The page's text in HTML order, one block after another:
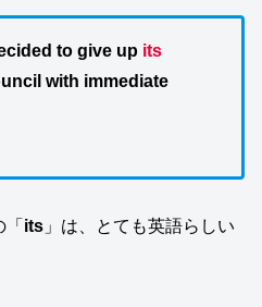
to give up its
with immediate
「 its 」は、とても英語らしい